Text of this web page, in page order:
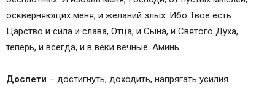
оскверняющих меня, и желаний злых. Ибо Твое есть
Царство и сила и слава, Отца, и Сына, и Святого Духа,
теперь, и всегда, и в веки вечные. Аминь.
Доспети – достигнуть, доходить, напрягать усилия.